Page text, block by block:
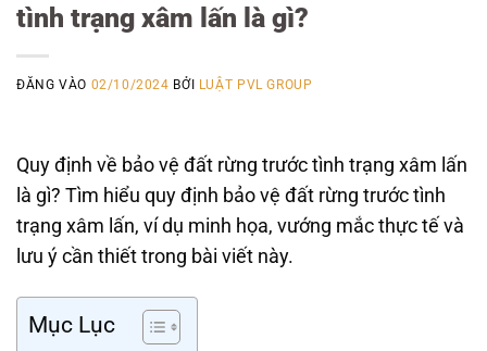
tình trạng xâm lấn là gì?
ĐĂNG VÀO 02/10/2024 BỞI LUẬT PVL GROUP
Quy định về bảo vệ đất rừng trước tình trạng xâm lấn
là gì? Tìm hiểu quy định bảo vệ đất rừng trước tình
trạng xâm lấn, ví dụ minh họa, vướng mắc thực tế và
lưu ý cần thiết trong bài viết này.
Mục Lục